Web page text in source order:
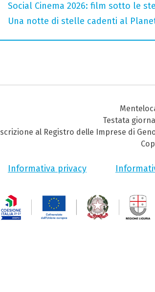
Social Cinema 2026: film sotto le
Una notte di stelle cadenti al
Testata
Iscrizione al Registro delle Imprese di
Informativa privacy